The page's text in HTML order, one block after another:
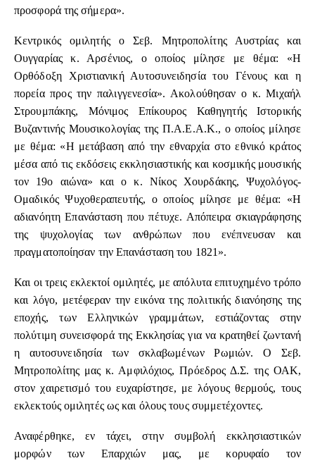
προσφορά της σήμερα».
Κεντρικός ομιλητής ο Σεβ. Μητροπολίτης Αυστρίας και
Ουγγαρίας κ. Αρσένιος, ο οποίος μίλησε με θέμα: «Η
Ορθόδοξη Χριστιανική Αυτοσυνειδησία του Γένους και η
πορεία προς την παλιγγενεσία». Ακολούθησαν ο κ. Μιχαήλ
Στρουμπάκης, Μόνιμος Επίκουρος Καθηγητής Ιστορικής
Βυζαντινής Μουσικολογίας της Π.Α.Ε.Α.Κ., ο οποίος μίλησε
με θέμα: «Η μετάβαση από την εθναρχία στο εθνικό κράτος
μέσα από τις εκδόσεις εκκλησιαστικής και κοσμικής μουσικής
τον 19ο αιώνα» και ο κ. Νίκος Χουρδάκης, Ψυχολόγος-
Ομαδικός Ψυχοθεραπευτής, ο οποίος μίλησε με θέμα: «Η
αδιανόητη Επανάσταση που πέτυχε. Απόπειρα σκιαγράφησης
της ψυχολογίας των ανθρώπων που ενέπνευσαν και
πραγματοποίησαν την Επανάσταση του 1821».
Και οι τρεις εκλεκτοί ομιλητές, με απόλυτα επιτυχημένο τρόπο
και λόγο, μετέφεραν την εικόνα της πολιτικής διανόησης της
εποχής, των Ελληνικών γραμμάτων, εστιάζοντας στην
πολύτιμη συνεισφορά της Εκκλησίας για να κρατηθεί ζωντανή
η αυτοσυνειδησία των σκλαβωμένων Ρωμιών. Ο Σεβ.
Μητροπολίτης μας κ. Αμφιλόχιος, Πρόεδρος Δ.Σ. της ΟΑΚ,
στον χαιρετισμό του ευχαρίστησε, με λόγους θερμούς, τους
εκλεκτούς ομιλητές ως και όλους τους συμμετέχοντες.
Αναφέρθηκε, εν τάχει, στην συμβολή εκκλησιαστικών
μορφών των Επαρχιών μας, με κορυφαίο τον